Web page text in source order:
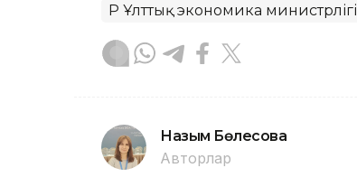
ҚР Ұлттық экономика министрлігі
Назым Бөлесова
Авторлар